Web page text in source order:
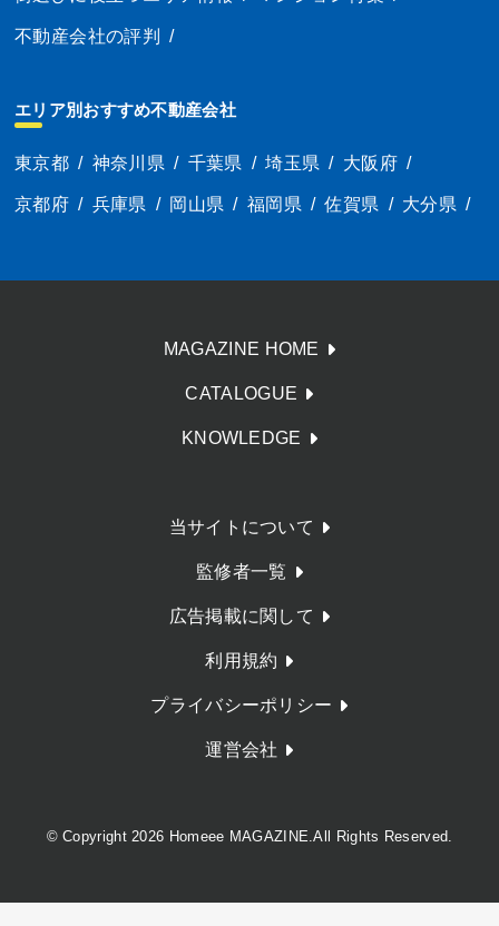
不動産会社の評判 /
エリア別おすすめ不動産会社
東京都 / 神奈川県 / 千葉県 / 埼玉県 / 大阪府 /
京都府 / 兵庫県 / 岡山県 / 福岡県 / 佐賀県 / 大分県 /
MAGAZINE HOME
CATALOGUE
KNOWLEDGE
当サイトについて
監修者一覧
広告掲載に関して
利用規約
プライバシーポリシー
運営会社
© Copyright 2026 Homeee MAGAZINE.All Rights Reserved.